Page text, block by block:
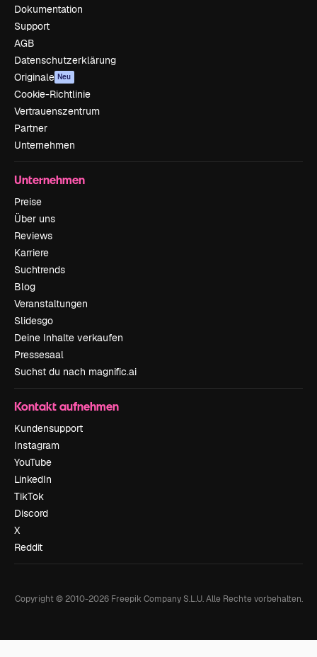
Dokumentation
Support
AGB
Datenschutzerklärung
Originale Neu
Cookie-Richtlinie
Vertrauenszentrum
Partner
Unternehmen
Unternehmen
Preise
Über uns
Reviews
Karriere
Suchtrends
Blog
Veranstaltungen
Slidesgo
Deine Inhalte verkaufen
Pressesaal
Suchst du nach magnific.ai
Kontakt aufnehmen
Kundensupport
Instagram
YouTube
LinkedIn
TikTok
Discord
X
Reddit
Copyright © 2010-2026Freepik Company S.L.U. Alle Rechte vorbehalten.